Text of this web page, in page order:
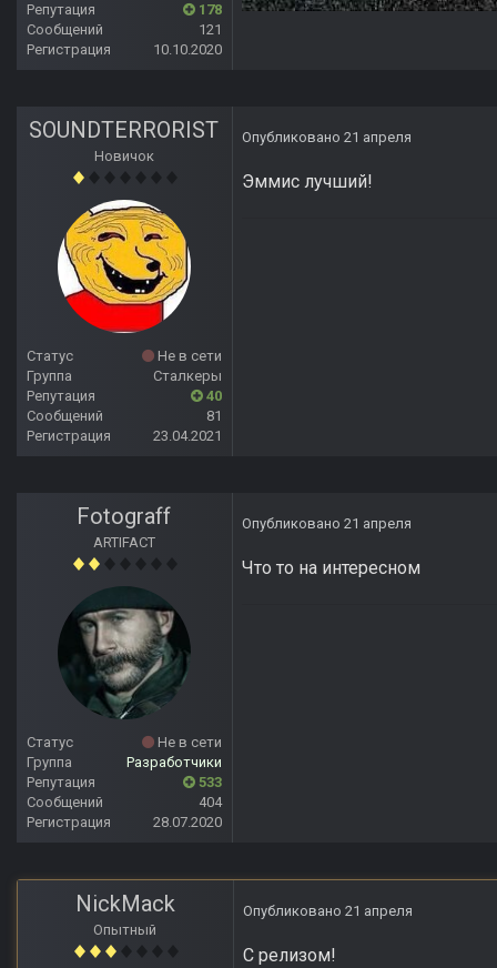
Репутация
178
Сообщений
121
Регистрация
10.10.2020
SOUNDTERRORIST
Новичок
Статус
Не в сети
Группа
Сталкеры
Репутация
40
Сообщений
81
Регистрация
23.04.2021
Опубликовано 21 апреля
Эммис лучший!
Fotograff
ARTIFACT
Статус
Не в сети
Группа
Разработчики
Репутация
533
Сообщений
404
Регистрация
28.07.2020
Опубликовано 21 апреля
Что то на интересном
NickMack
Опытный
Опубликовано 21 апреля
С релизом!